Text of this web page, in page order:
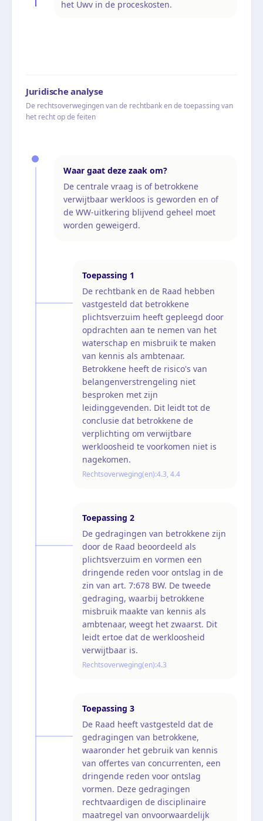
het Uwv in de proceskosten.
Juridische analyse
De rechtsoverwegingen van de rechtbank en de toepassing van
het recht op de feiten
Waar gaat deze zaak om?
De centrale vraag is of betrokkene
verwijtbaar werkloos is geworden en of
de WW-uitkering blijvend geheel moet
worden geweigerd.
Toepassing 1
De rechtbank en de Raad hebben
vastgesteld dat betrokkene
plichtsverzuim heeft gepleegd door
opdrachten aan te nemen van het
waterschap en misbruik te maken
van kennis als ambtenaar.
Betrokkene heeft de risico's van
belangenverstrengeling niet
besproken met zijn
leidinggevenden. Dit leidt tot de
conclusie dat betrokkene de
verplichting om verwijtbare
werkloosheid te voorkomen niet is
nagekomen.
Rechtsoverweging(en):4.3, 4.4
Toepassing 2
De gedragingen van betrokkene zijn
door de Raad beoordeeld als
plichtsverzuim en vormen een
dringende reden voor ontslag in de
zin van art. 7:678 BW. De tweede
gedraging, waarbij betrokkene
misbruik maakte van kennis als
ambtenaar, weegt het zwaarst. Dit
leidt ertoe dat de werkloosheid
verwijtbaar is.
Rechtsoverweging(en):4.3
Toepassing 3
De Raad heeft vastgesteld dat de
gedragingen van betrokkene,
waaronder het gebruik van kennis
van offertes van concurrenten, een
dringende reden voor ontslag
vormen. Deze gedragingen
rechtvaardigen de disciplinaire
maatregel van onvoorwaardelijk